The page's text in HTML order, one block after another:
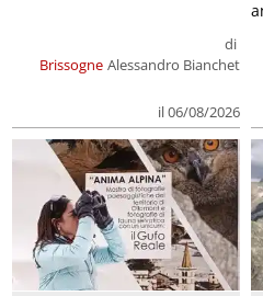
Brissogne
di
Alessandro Bianchet
il 06/08/2026